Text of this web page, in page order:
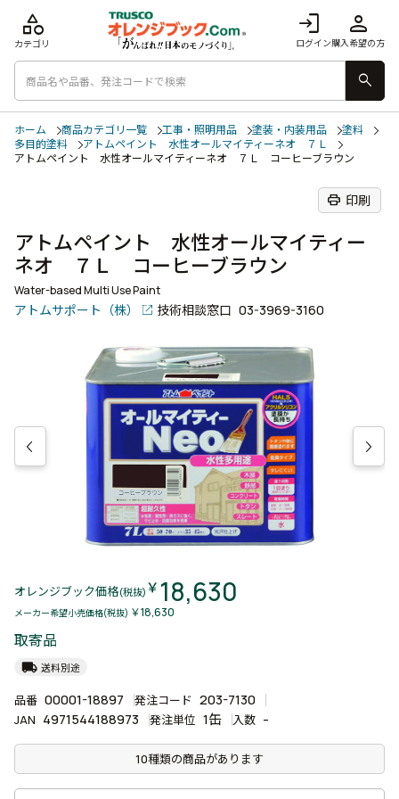
login
ログイン
person
購入希望の方
category
カテゴリ
search
ホーム 商品カテゴリ一覧 工事・照明用品 塗装・内装用品
塗料
多目的塗料
アトムペイント 水性オールマイティーネオ ７Ｌ
アトムペイント 水性オールマイティーネオ ７Ｌ コーヒーブラウン
print 印刷
アトムペイント 水性オールマイティー
ネオ ７Ｌ コーヒーブラウン
Water-based Multi Use Paint
アトムサポート（株） 技術相談窓口 03-3969-3160
オレンジブック価格(税抜) ￥ 18,630
メーカー希望小売価格(税抜) ￥18,630
取寄品
local_shipping 送料別途
品番 00001-18897 発注コード 203-7130
JAN 4971544188973 発注単位 1缶 入数 -
10種類の商品があります